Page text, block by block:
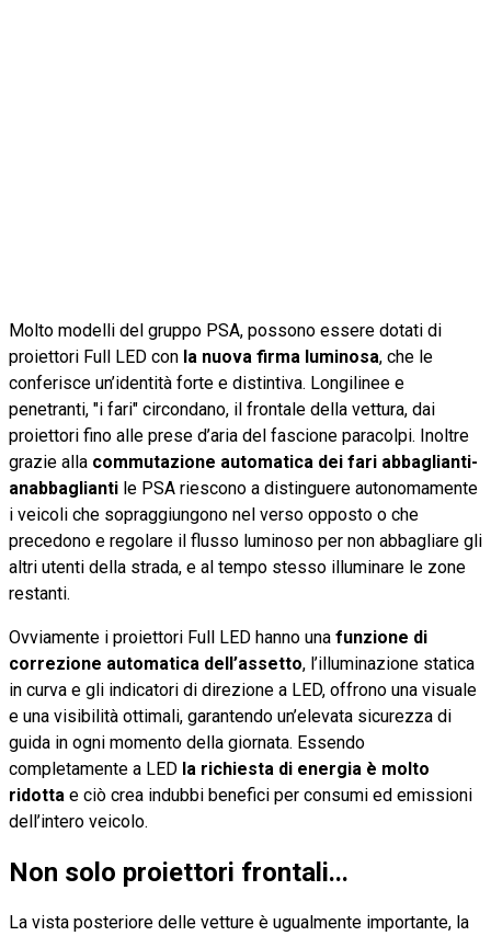
Molto modelli del gruppo PSA, possono essere dotati di
proiettori Full LED con la nuova firma luminosa, che le
conferisce un’identità forte e distintiva. Longilinee e
penetranti, "i fari" circondano, il frontale della vettura, dai
proiettori fino alle prese d’aria del fascione paracolpi. Inoltre
grazie alla commutazione automatica dei fari abbaglianti-
anabbaglianti le PSA riescono a distinguere autonomamente
i veicoli che sopraggiungono nel verso opposto o che
precedono e regolare il flusso luminoso per non abbagliare gli
altri utenti della strada, e al tempo stesso illuminare le zone
restanti.
Ovviamente i proiettori Full LED hanno una funzione di
correzione automatica dell’assetto, l’illuminazione statica
in curva e gli indicatori di direzione a LED, offrono una visuale
e una visibilità ottimali, garantendo un’elevata sicurezza di
guida in ogni momento della giornata. Essendo
completamente a LED la richiesta di energia è molto
ridotta e ciò crea indubbi benefici per consumi ed emissioni
dell’intero veicolo.
Non solo proiettori frontali...
La vista posteriore delle vetture è ugualmente importante, la